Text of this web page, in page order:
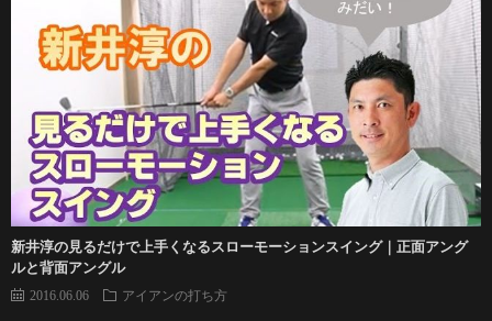
新井淳の見るだけで上手くなるスローモーションスイング｜正面アング
ルと背面アングル
2016.06.06 アイアンの打ち方